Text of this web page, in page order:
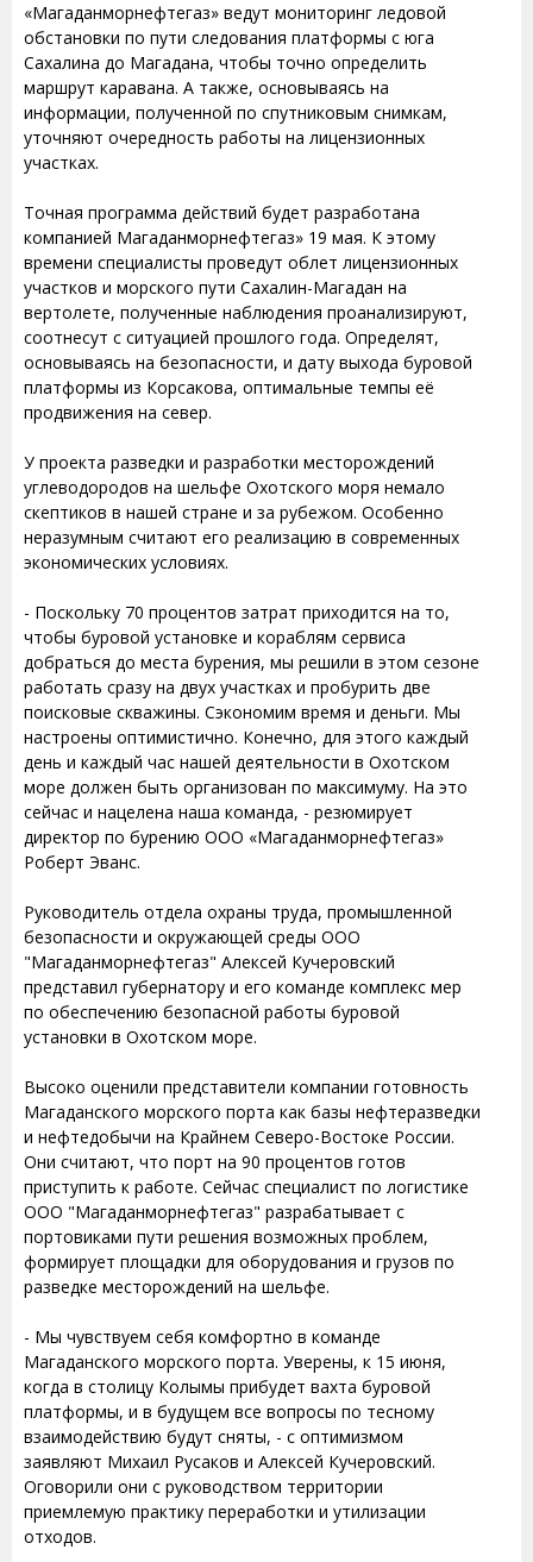
«Магаданморнефтегаз» ведут мониторинг ледовой
обстановки по пути следования платформы с юга
Сахалина до Магадана, чтобы точно определить
маршрут каравана. А также, основываясь на
информации, полученной по спутниковым снимкам,
уточняют очередность работы на лицензионных
участках.
Точная программа действий будет разработана
компанией Магаданморнефтегаз» 19 мая. К этому
времени специалисты проведут облет лицензионных
участков и морского пути Сахалин-Магадан на
вертолете, полученные наблюдения проанализируют,
соотнесут с ситуацией прошлого года. Определят,
основываясь на безопасности, и дату выхода буровой
платформы из Корсакова, оптимальные темпы её
продвижения на север.
У проекта разведки и разработки месторождений
углеводородов на шельфе Охотского моря немало
скептиков в нашей стране и за рубежом. Особенно
неразумным считают его реализацию в современных
экономических условиях.
- Поскольку 70 процентов затрат приходится на то,
чтобы буровой установке и кораблям сервиса
добраться до места бурения, мы решили в этом сезоне
работать сразу на двух участках и пробурить две
поисковые скважины. Сэкономим время и деньги. Мы
настроены оптимистично. Конечно, для этого каждый
день и каждый час нашей деятельности в Охотском
море должен быть организован по максимуму. На это
сейчас и нацелена наша команда, - резюмирует
директор по бурению ООО «Магаданморнефтегаз»
Роберт Эванс.
Руководитель отдела охраны труда, промышленной
безопасности и окружающей среды ООО
"Магаданморнефтегаз" Алексей Кучеровский
представил губернатору и его команде комплекс мер
по обеспечению безопасной работы буровой
установки в Охотском море.
Высоко оценили представители компании готовность
Магаданского морского порта как базы нефтеразведки
и нефтедобычи на Крайнем Северо-Востоке России.
Они считают, что порт на 90 процентов готов
приступить к работе. Сейчас специалист по логистике
ООО "Магаданморнефтегаз" разрабатывает с
портовиками пути решения возможных проблем,
формирует площадки для оборудования и грузов по
разведке месторождений на шельфе.
- Мы чувствуем себя комфортно в команде
Магаданского морского порта. Уверены, к 15 июня,
когда в столицу Колымы прибудет вахта буровой
платформы, и в будущем все вопросы по тесному
взаимодействию будут сняты, - с оптимизмом
заявляют Михаил Русаков и Алексей Кучеровский.
Оговорили они с руководством территории
приемлемую практику переработки и утилизации
отходов.